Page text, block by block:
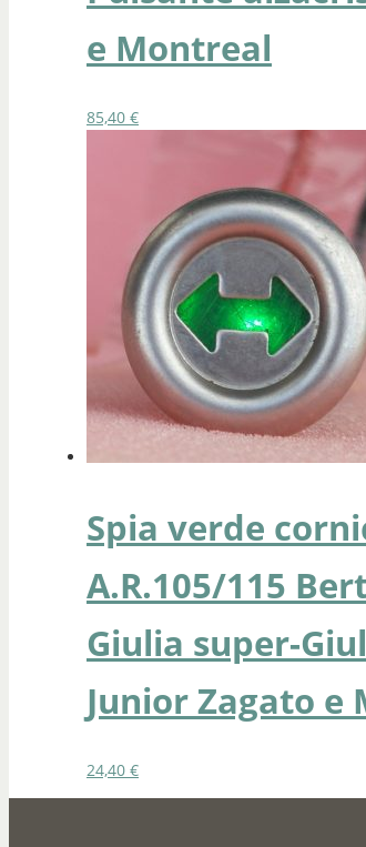
e Montreal
85,40 €
Spia verde
A.R.105/115
Giulia super-
Junior Zagato e
24,40 €